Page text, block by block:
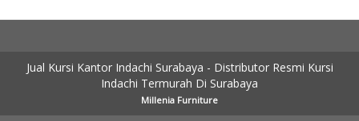
Jual Kursi Kantor Indachi Surabaya - Distributor Resmi Kursi
Indachi Termurah Di Surabaya
Millenia Furniture